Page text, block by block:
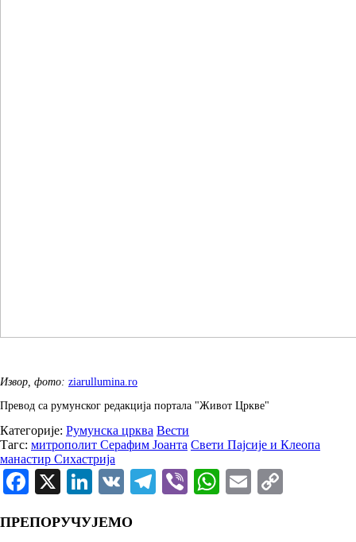
Извор, фото: ziarullumina.ro
Превод са румунског редакција портала "Живот Цркве"
Категорије: Румунска црква Вести
Тагс: митрополит Серафим Јоанта Свети Пајсије и Клеопа
манастир Сихастрија
Facebook
X LinkedIn
VK Telegram
ViberWhatsApp
Email
ПРЕПОРУЧУЈЕМО